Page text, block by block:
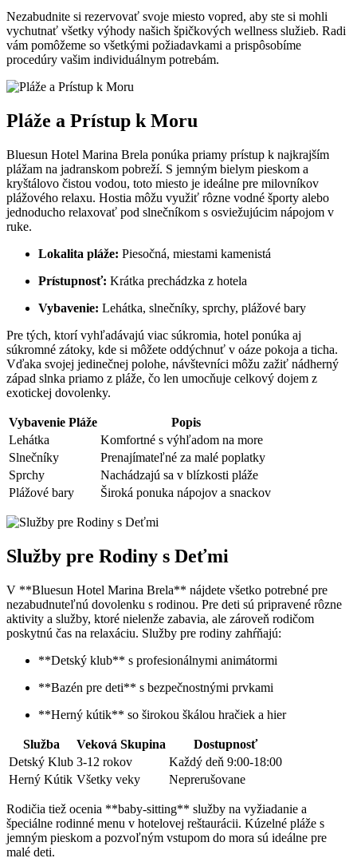
Nezabudnite si rezervovať svoje miesto vopred, aby ste si mohli
vychutnať všetky výhody našich špičkových wellness služieb. Radi
vám pomôžeme so všetkými požiadavkami a prispôsobíme
procedúry vašim individuálnym potrebám.
Pláže a Prístup k Moru
Bluesun Hotel Marina Brela ponúka priamy prístup k najkrajším
plážam na jadranskom pobreží. S jemným bielym pieskom a
kryštálovo čistou vodou, toto miesto je ideálne pre milovníkov
plážového relaxu. Hostia môžu využiť rôzne vodné športy alebo
jednoducho relaxovať pod slnečníkom s osviežujúcim nápojom v
ruke.
Lokalita pláže: Piesočná, miestami kamenistá
Prístupnosť: Krátka prechádzka z hotela
Vybavenie: Lehátka, slnečníky, sprchy, plážové bary
Pre tých, ktorí vyhľadávajú viac súkromia, hotel ponúka aj
súkromné zátoky, kde si môžete oddýchnuť v oáze pokoja a ticha.
Vďaka svojej jedinečnej polohe, návštevníci môžu zažiť nádherný
západ slnka priamo z pláže, čo len umocňuje celkový dojem z
exotickej dovolenky.
Vybavenie Pláže
Popis
Lehátka
Komfortné s výhľadom na more
Slnečníky
Prenajímateľné za malé poplatky
Sprchy
Nachádzajú sa v blízkosti pláže
Plážové bary
Široká ponuka nápojov a snackov
Služby pre Rodiny s Deťmi
V **Bluesun Hotel Marina Brela** nájdete všetko potrebné pre
nezabudnuteľnú dovolenku s rodinou. Pre deti sú pripravené rôzne
aktivity a služby, ktoré nielenže zabavia, ale zároveň rodičom
poskytnú čas na relaxáciu. Služby pre rodiny zahŕňajú:
**Detský klub** s profesionálnymi animátormi
**Bazén pre deti** s bezpečnostnými prvkami
**Herný kútik** so širokou škálou hračiek a hier
Služba Veková Skupina
Dostupnosť
Detský Klub 3-12 rokov
Každý deň 9:00-18:00
Herný Kútik Všetky veky Neprerušovane
Rodičia tiež ocenia **baby-sitting** služby na vyžiadanie a
špeciálne rodinné menu v hotelovej reštaurácii. Kúzelné pláže s
jemným pieskom a pozvoľným vstupom do mora sú ideálne pre
malé deti.